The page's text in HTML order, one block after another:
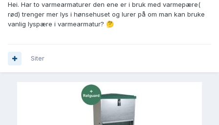
Hei. Har to varmearmaturer den ene er i bruk med varmepære(
rød) trenger mer lys i hønsehuset og lurer på om man kan bruke
vanlig lyspære i varmearmatur? 🤔
Siter